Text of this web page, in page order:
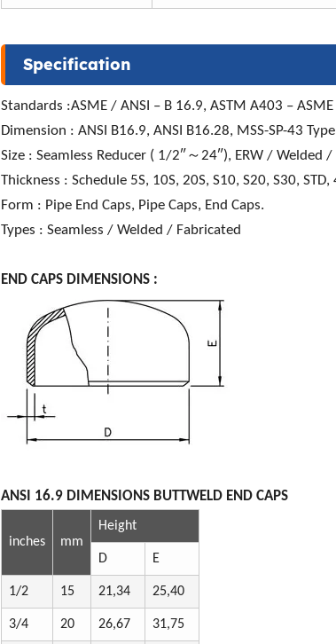
Specification
Standards :ASME / ANSI – B 16.9, ASTM A403 –
Dimension : ANSI B16.9, ANSI B16.28, MSS-SP-43
Size : Seamless Reducer ( 1/2″～24″), ERW / Welded
Thickness : Schedule 5S, 10S, 20S, S10, S20, S30,
Form : Pipe End Caps, Pipe Caps, End Caps.
Types : Seamless / Welded / Fabricated
END CAPS DIMENSIONS :
ANSI 16.9 DIMENSIONS BUTTWELD END CAPS
inches mm
Height
D E
1/2 15 21,34 25,40
3/4 20 26,67 31,75